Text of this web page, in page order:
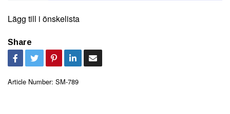
Lägg till i önskelista
Share
Article Number: SM-789